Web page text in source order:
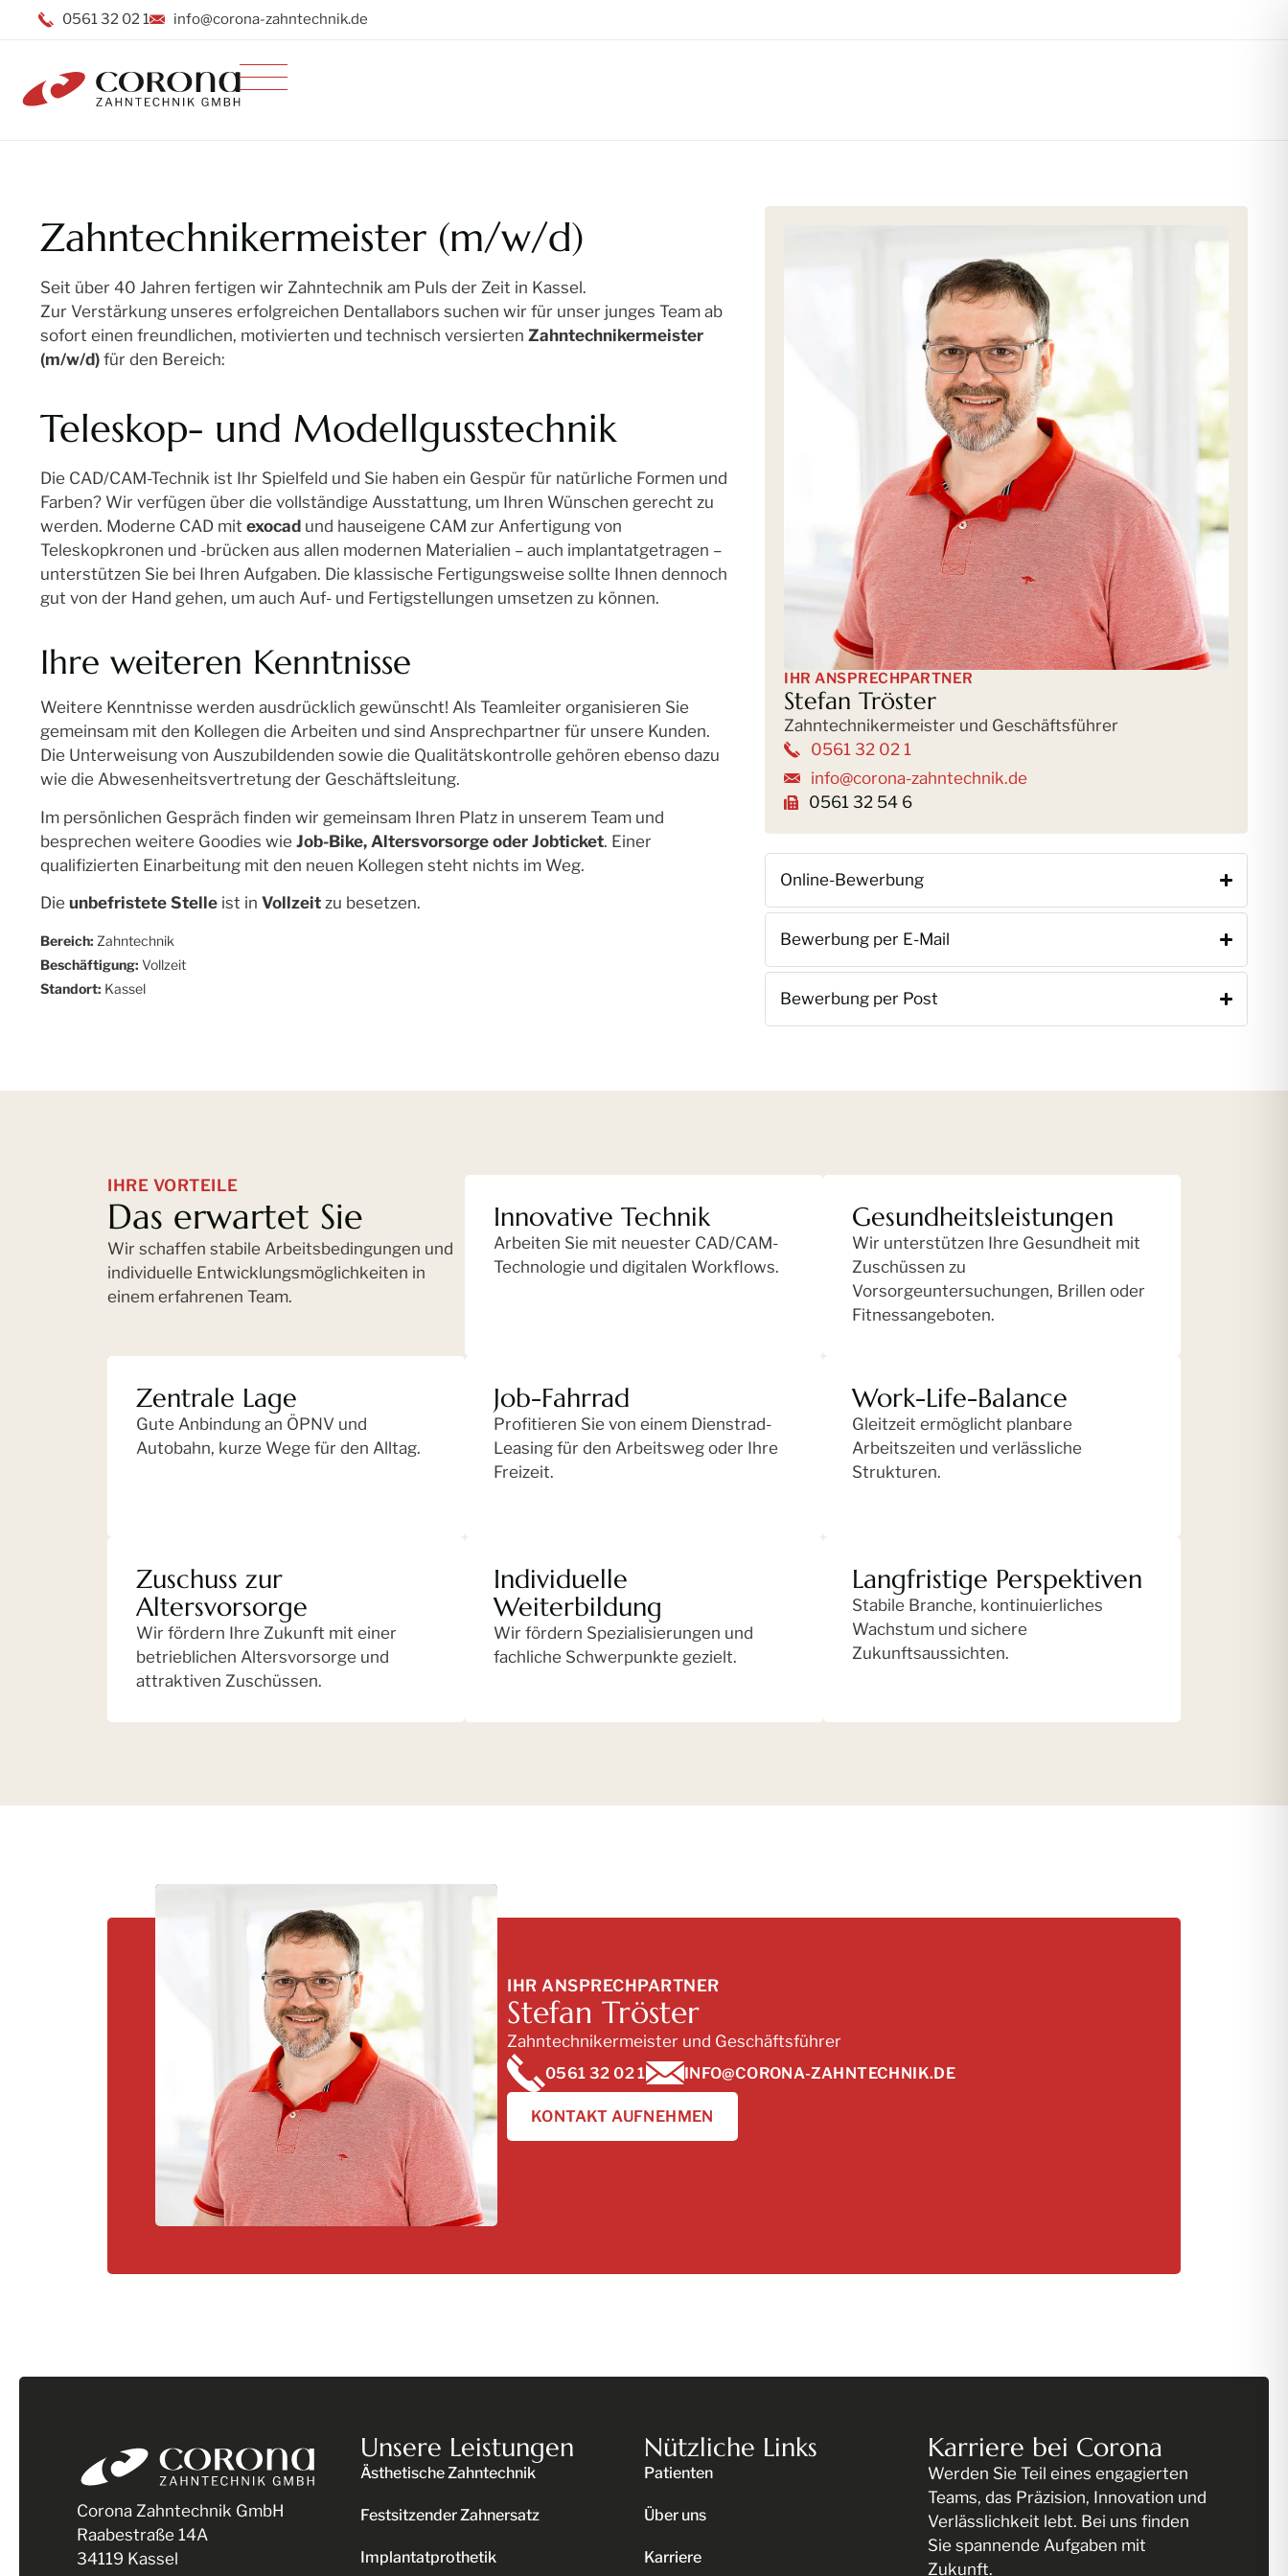
InhaltDirekt
Direkt
zum
0561 32 02 1 info@corona-zahntechnik.de
Zahntechnikermeister (m/w/d)
Seit über 40 Jahren fertigen wir Zahntechnik am Puls der Zeit in Kassel.
Zur Verstärkung unseres erfolgreichen Dentallabors suchen wir für unser junges Team ab
sofort einen freundlichen, motivierten und technisch versierten Zahntechnikermeister
(m/w/d) für den Bereich:
Teleskop- und Modellgusstechnik
Die CAD/CAM-Technik ist Ihr Spielfeld und Sie haben ein Gespür für natürliche Formen und
Farben? Wir verfügen über die vollständige Ausstattung, um Ihren Wünschen gerecht zu
werden. Moderne CAD mit exocad und hauseigene CAM zur Anfertigung von
Teleskopkronen und -brücken aus allen modernen Materialien – auch implantatgetragen –
unterstützen Sie bei Ihren Aufgaben. Die klassische Fertigungsweise sollte Ihnen dennoch
gut von der Hand gehen, um auch Auf- und Fertigstellungen umsetzen zu können.
Ihre weiteren Kenntnisse
Weitere Kenntnisse werden ausdrücklich gewünscht! Als Teamleiter organisieren Sie
gemeinsam mit den Kollegen die Arbeiten und sind Ansprechpartner für unsere Kunden.
Die Unterweisung von Auszubildenden sowie die Qualitätskontrolle gehören ebenso dazu
wie die Abwesenheitsvertretung der Geschäftsleitung.
Im persönlichen Gespräch finden wir gemeinsam Ihren Platz in unserem Team und
besprechen weitere Goodies wie Job-Bike, Altersvorsorge oder Jobticket. Einer
qualifizierten Einarbeitung mit den neuen Kollegen steht nichts im Weg.
Die unbefristete Stelle ist in Vollzeit zu besetzen.
Bereich: Zahntechnik
Beschäftigung: Vollzeit
Standort: Kassel
IHR ANSPRECHPARTNER
Stefan Tröster
Zahntechnikermeister und Geschäftsführer
0561 32 02 1
info@corona-zahntechnik.de
0561 32 54 6
Online-Bewerbung
Bewerbung per E-Mail
Bewerbung per Post
IHRE VORTEILE
Das erwartet Sie
Wir schaffen stabile Arbeitsbedingungen und
individuelle Entwicklungsmöglichkeiten in
einem erfahrenen Team.
Innovative Technik
Arbeiten Sie mit neuester CAD/CAM-
Technologie und digitalen Workflows.
Gesundheitsleistungen
Wir unterstützen Ihre Gesundheit mit
Zuschüssen zu
Vorsorgeuntersuchungen, Brillen oder
Fitnessangeboten.
Zentrale Lage
Gute Anbindung an ÖPNV und
Autobahn, kurze Wege für den Alltag.
Job-Fahrrad
Profitieren Sie von einem Dienstrad-
Leasing für den Arbeitsweg oder Ihre
Freizeit.
Work-Life-Balance
Gleitzeit ermöglicht planbare
Arbeitszeiten und verlässliche
Strukturen.
Zuschuss zur
Altersvorsorge
Wir fördern Ihre Zukunft mit einer
betrieblichen Altersvorsorge und
attraktiven Zuschüssen.
Individuelle
Weiterbildung
Wir fördern Spezialisierungen und
fachliche Schwerpunkte gezielt.
Langfristige Perspektiven
Stabile Branche, kontinuierliches
Wachstum und sichere
Zukunftsaussichten.
IHR ANSPRECHPARTNER
Stefan Tröster
Zahntechnikermeister und Geschäftsführer
0561 32 02 1 INFO@CORONA-ZAHNTECHNIK.DE
KONTAKT AUFNEHMEN
Corona Zahntechnik GmbH
Raabestraße 14A
34119 Kassel
Unsere Leistungen
Ästhetische Zahntechnik
Festsitzender Zahnersatz
Implantatprothetik
Nützliche Links
Patienten
Über uns
Karriere
Karriere bei Corona
Werden Sie Teil eines engagierten
Teams, das Präzision, Innovation und
Verlässlichkeit lebt. Bei uns finden
Sie spannende Aufgaben mit
Zukunft.